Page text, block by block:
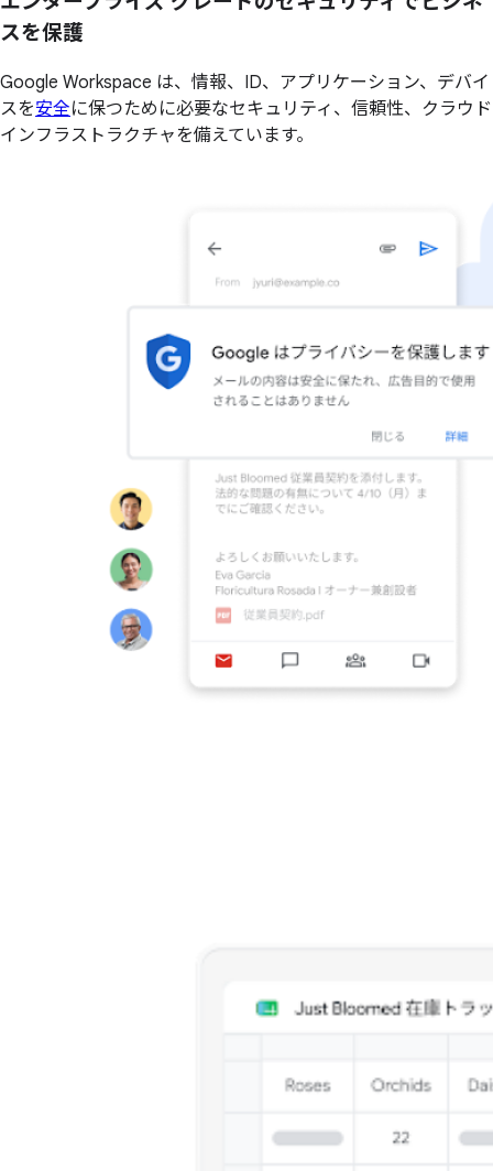
スを保護
Google Workspace は、情報、ID、アプリケーション、デバイ
スを安全に保つために必要なセキュリティ、信頼性、クラウド
インフラストラクチャを備えています。